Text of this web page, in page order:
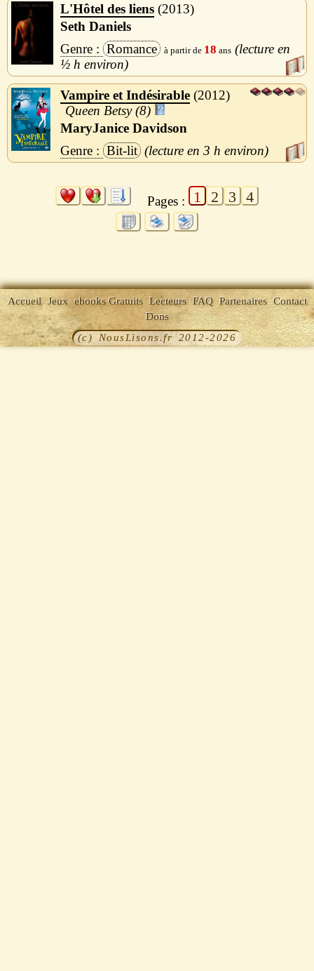
L'Hôtel des liens 2013
Seth Daniels
Romance
18
½ h
Vampire et Indésirable 2012
Queen Betsy (8)
MaryJanice Davidson
Bit-lit
3 h
Pages : 1 2 3 4
Accueil Jeux ebooks Gratuits Lecteurs FAQ Partenaires Contact
Dons
(c) NousLisons.fr 2012-2026